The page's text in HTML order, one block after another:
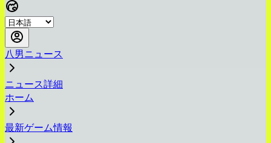
八男ニュース
ニュース詳細
ホーム
最新ゲーム情報